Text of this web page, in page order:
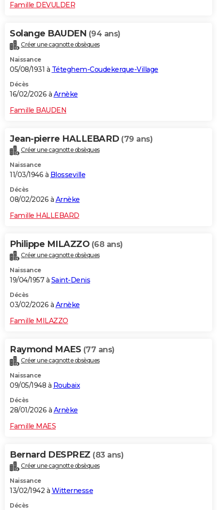
Famille DEVULDER
Solange BAUDEN (94 ans)
Créer une cagnotte obsèques
Naissance
05/08/1931 à Téteghem-Coudekerque-Village
Décès
16/02/2026 à Arnèke
Famille BAUDEN
Jean-pierre HALLEBARD (79 ans)
Créer une cagnotte obsèques
Naissance
11/03/1946 à Blosseville
Décès
08/02/2026 à Arnèke
Famille HALLEBARD
Philippe MILAZZO (68 ans)
Créer une cagnotte obsèques
Naissance
19/04/1957 à Saint-Denis
Décès
03/02/2026 à Arnèke
Famille MILAZZO
Raymond MAES (77 ans)
Créer une cagnotte obsèques
Naissance
09/05/1948 à Roubaix
Décès
28/01/2026 à Arnèke
Famille MAES
Bernard DESPREZ (83 ans)
Créer une cagnotte obsèques
Naissance
13/02/1942 à Witternesse
Décès